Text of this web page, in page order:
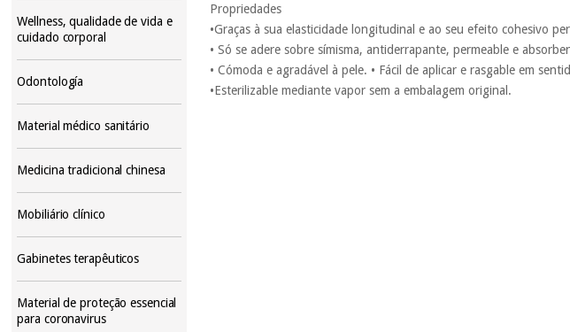
Wellness, qualidade de vida e
cuidado corporal
Odontología
Material médico sanitário
Medicina tradicional chinesa
Mobiliário clínico
Gabinetes terapêuticos
Material de proteção essencial
para coronavirus
Propriedades
•Graças à sua elasticidade longitudinal e ao seu efeito cohesivo
• Só se adere sobre símisma, antiderrapante, permeable e
• Cómoda e agradável à pele. • Fácil de aplicar e rasgable em
•Esterilizable mediante vapor sem a embalagem original.